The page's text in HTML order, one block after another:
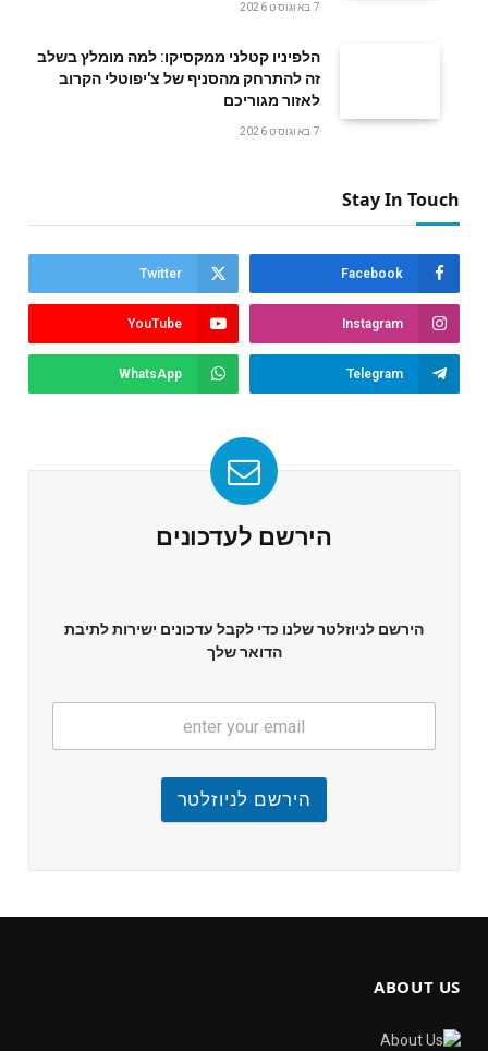
7 באוגוסט 2026
הלפיניו קטלני ממקסיקו: למה מומלץ בשלב
זה להתרחק מהסניף של צ'יפוטלי הקרוב
לאזור מגוריכם
7 באוגוסט 2026
Stay In Touch
Facebook
Twitter
Instagram
YouTube
Telegram
WhatsApp
הירשם לעדכונים
הירשם לניוזלטר שלנו כדי לקבל עדכונים ישירות לתיבת
הדואר שלך
הירשם לניוזלטר
ABOUT US